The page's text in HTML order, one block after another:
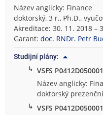
Název anglicky: Finance
doktorský, 3 r., Ph.D.,
Akreditace: 30. 11. 2018 –
Garant:doc. RNDr. Petr
Studijní plány:
↳ VSFS
Název anglicky:
doktorský prezenční
↳ VSFS